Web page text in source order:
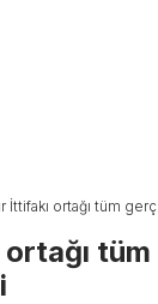
İttifakı ortağı tüm